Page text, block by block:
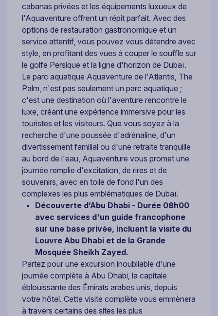
cabanas privées et les équipements luxueux de
l'Aquaventure offrent un répit parfait. Avec des
options de restauration gastronomique et un
service attentif, vous pouvez vous détendre avec
style, en profitant des vues à couper le souffle sur
le golfe Persique et la ligne d'horizon de Dubaï.
Le parc aquatique Aquaventure de l'Atlantis, The
Palm, n'est pas seulement un parc aquatique ;
c'est une destination où l'aventure rencontre le
luxe, créant une expérience immersive pour les
touristes et les visiteurs. Que vous soyez à la
recherche d'une poussée d'adrénaline, d'un
divertissement familial ou d'une retraite tranquille
au bord de l'eau, Aquaventure vous promet une
journée remplie d'excitation, de rires et de
souvenirs, avec en toile de fond l'un des
complexes les plus emblématiques de Dubaï.
Découverte d’Abu Dhabi - Durée 08h00
avec services d'un guide francophone
sur une base privée, incluant la visite du
Louvre Abu Dhabi et de la Grande
Mosquée Sheikh Zayed.
Partez pour une excursion inoubliable d'une
journée complète à Abu Dhabi, la capitale
éblouissante des Émirats arabes unis, depuis
votre hôtel. Cette visite complète vous emmènera
à travers certains des sites les plus